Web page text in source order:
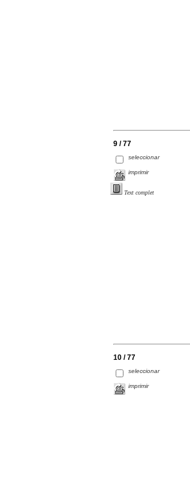
9 / 77
seleccionar
imprimir
Text complet
10 / 77
seleccionar
imprimir